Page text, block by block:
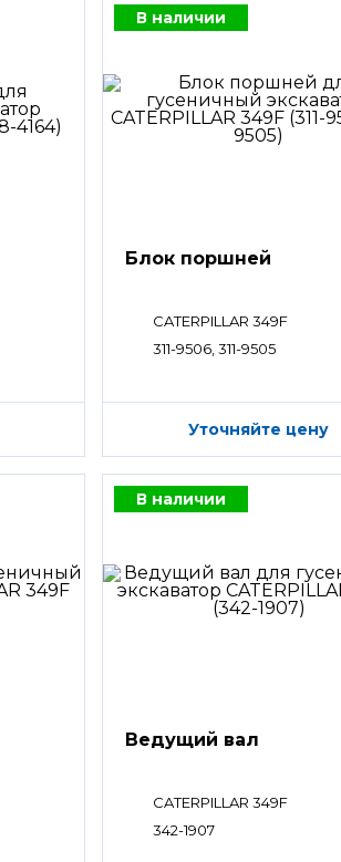
В наличии
Блок поршней
CATERPILLAR 349F
311-9506, 311-9505
Уточняйте цену
В наличии
Ведущий вал
CATERPILLAR 349F
342-1907